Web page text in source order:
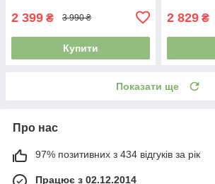
2 399 ₴ 3 990 ₴
Купити
2 829 ₴
Показати ще
Про нас
97% позитивних з 434 відгуків за рік
Працює з 02.12.2014